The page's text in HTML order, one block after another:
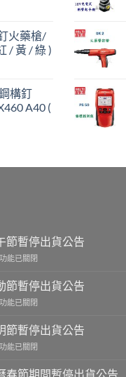
火藥槍/
/ 黃 / 綠 )
構釘
A40 (
節暫停出貨公告
能已關閉
節暫停出貨公告
能已關閉
節暫停出貨公告
能已關閉
春節期間暫停出貨公告